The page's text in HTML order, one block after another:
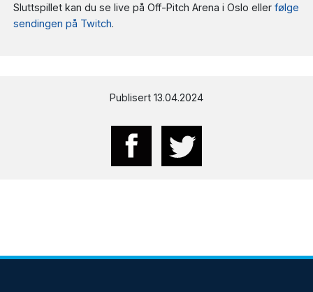
Sluttspillet kan du se live på Off-Pitch Arena i Oslo ellerfølge
sendingen på Twitch.
Publisert 13.04.2024